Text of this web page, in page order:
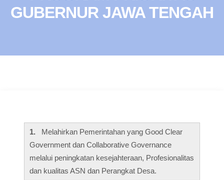
GUBERNUR JAWA TENGAH
1. Melahirkan Pemerintahan yang Good Clear
Government dan Collaborative Governance
melalui peningkatan kesejahteraan, Profesionalitas
dan kualitas ASN dan Perangkat Desa.